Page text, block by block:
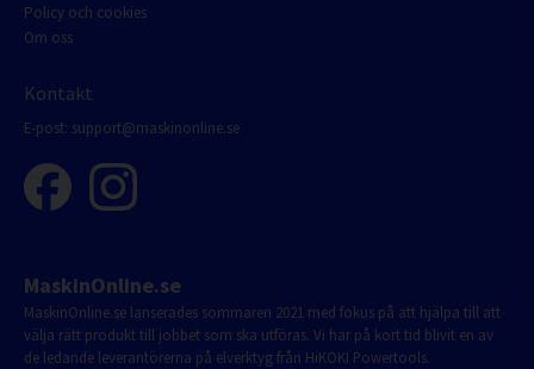
Policy och cookies
Om oss
Kontakt
E-post: support@maskinonline.se
MaskinOnline.se
MaskinOnline.se lanserades sommaren 2021 med fokus på att hjälpa till att
välja rätt produkt till jobbet som ska utföras. Vi har på kort tid blivit en av
de ledande leverantörerna på elverktyg från HiKOKI Powertools.